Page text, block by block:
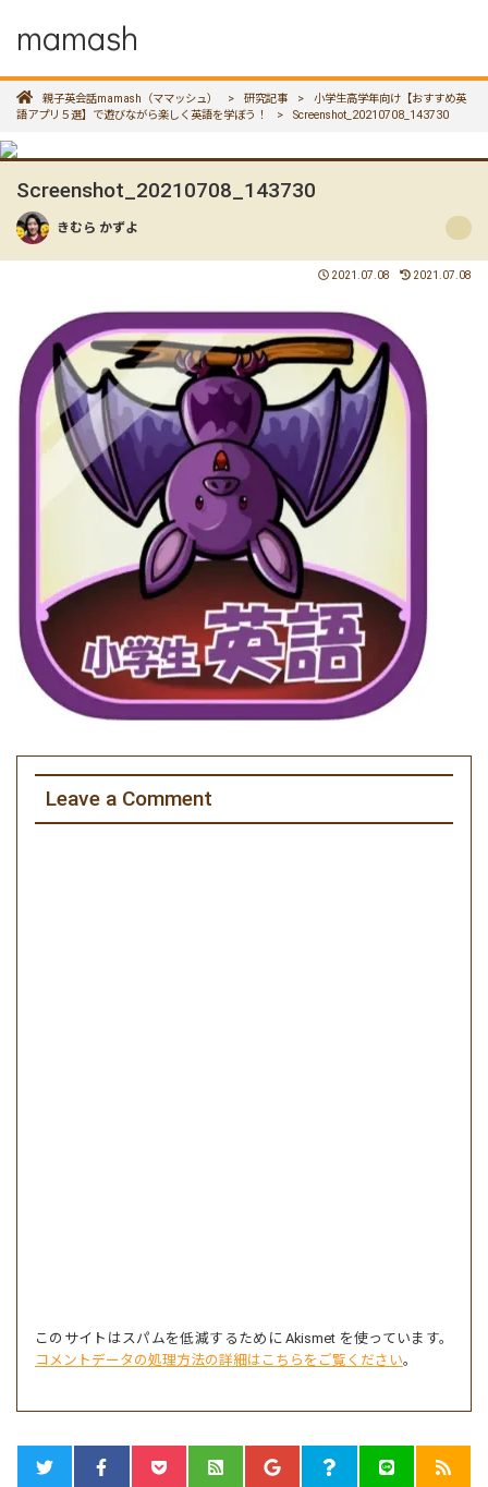
mamash
親子英会話mamash（ママッシュ） > 研究記事 >
小学生高学年向け【おすすめ英
語アプリ５選】で遊びながら楽しく英語を学ぼう！
> Screenshot_20210708_143730
Screenshot_20210708_143730
きむら かずよ
2021.07.08 2021.07.08
Leave a Comment
このサイトはスパムを低減するために Akismet を使っています。
コメントデータの処理方法の詳細はこちらをご覧ください。